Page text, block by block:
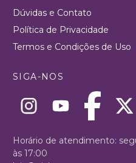
Dúvidas e Contato
Política de Privacidade
Termos e Condições de Uso
SIGA-NOS
Horário de atendimento:
às 17:00